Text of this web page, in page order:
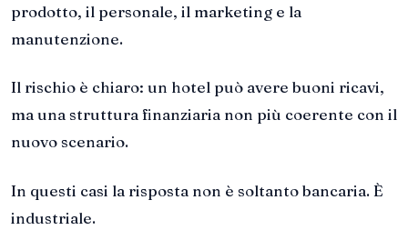
prodotto, il personale, il marketing e la
manutenzione.
Il rischio è chiaro: un hotel può avere buoni ricavi,
ma una struttura finanziaria non più coerente con il
nuovo scenario.
In questi casi la risposta non è soltanto bancaria. È
industriale.